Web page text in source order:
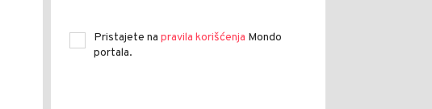
Pristajete na pravila korišćenja Mondo
portala.